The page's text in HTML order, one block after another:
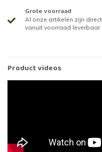
Grote voorraad
Al onze artikelen zijn direct
vanuit voorraad leverbaar
Product videos